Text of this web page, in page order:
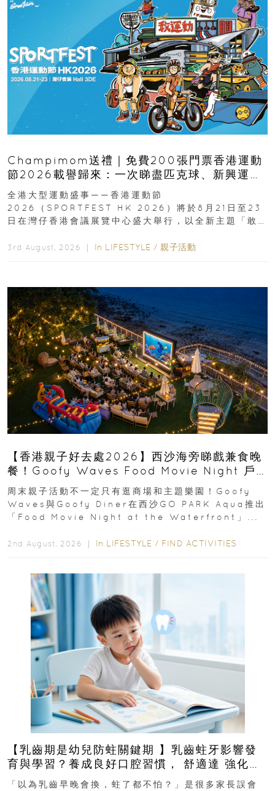
Champimom送禮｜免費200張門票香港運動
節2026載譽歸來：一次睇盡匹克球、新興運
動、街舞比賽＋逾百運動品牌展覽
全港大型運動盛事——香港運動節
2026（SPORTFEST HK 2026）將於8月21日至23
日在灣仔香港會議展覽中心盛大舉行，以全新主題「敢
3rd August, 2026 ｜ In LIFESTYLE / 親子活動
【香港親子好去處2026】西沙海旁睇戲兼食晚
餐！Goofy Waves Food Movie Night 戶
外影院逢週末登場
周末親子活動不一定只有逛商場和主題樂園！Goofy
Waves與Goofy Diner在西沙GO PARK Aqua推出
「Food Movie Night at the Waterfront」...
2nd August, 2026 ｜ In LIFESTYLE / FIND ACTIVITIES
【乳齒期是幼兒防蛀關鍵期 】乳齒蛀牙影響發
育與學習？養成良好口腔習慣， 舒適達 強化琺
瑯質 兒童牙膏防護指南
「以為乳齒早晚會換，蛀了都不怕？」是很多家長誤會